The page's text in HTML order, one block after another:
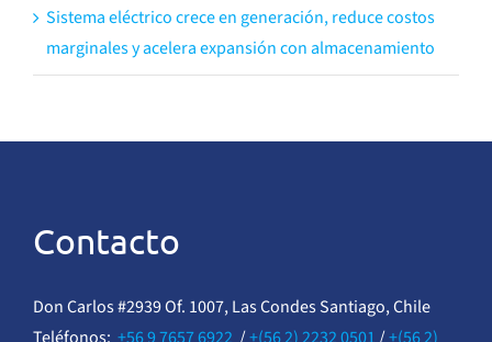
Sistema eléctrico crece en generación, reduce costos
marginales y acelera expansión con almacenamiento
Contacto
Don Carlos #2939 Of. 1007, Las Condes Santiago, Chile